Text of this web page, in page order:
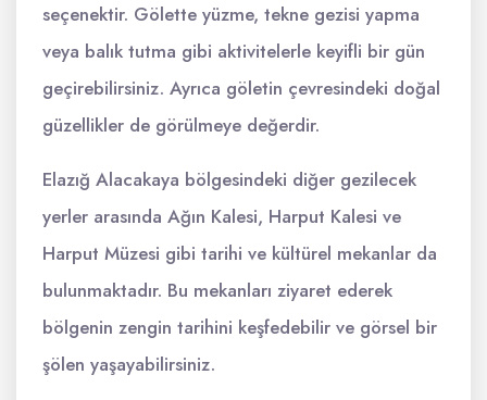
seçenektir. Gölette yüzme, tekne gezisi yapma
veya balık tutma gibi aktivitelerle keyifli bir gün
geçirebilirsiniz. Ayrıca göletin çevresindeki doğal
güzellikler de görülmeye değerdir.
Elazığ Alacakaya bölgesindeki diğer gezilecek
yerler arasında Ağın Kalesi, Harput Kalesi ve
Harput Müzesi gibi tarihi ve kültürel mekanlar da
bulunmaktadır. Bu mekanları ziyaret ederek
bölgenin zengin tarihini keşfedebilir ve görsel bir
şölen yaşayabilirsiniz.